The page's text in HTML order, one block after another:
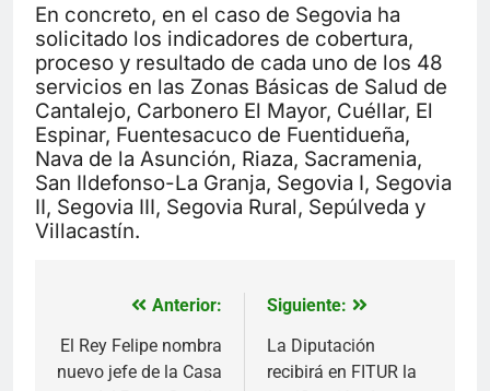
En concreto, en el caso de Segovia ha
solicitado los indicadores de cobertura,
proceso y resultado de cada uno de los 48
servicios en las Zonas Básicas de Salud de
Cantalejo, Carbonero El Mayor, Cuéllar, El
Espinar, Fuentesacuco de Fuentidueña,
Nava de la Asunción, Riaza, Sacramenia,
San Ildefonso-La Granja, Segovia I, Segovia
II, Segovia III, Segovia Rural, Sepúlveda y
Villacastín.
Navegación
de
Anterior:
El Rey Felipe nombra
nuevo jefe de la Casa
Siguiente:
La Diputación
recibirá en FITUR la